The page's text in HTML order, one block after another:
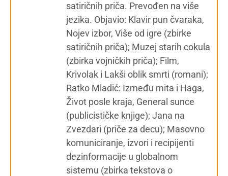
satiričnih priča. Prevođen na više
jezika. Objavio: Klavir pun čvaraka,
Nojev izbor, Više od igre (zbirke
satiričnih priča); Muzej starih cokula
(zbirka vojničkih priča); Film,
Krivolak i Lakši oblik smrti (romani);
Ratko Mladić: Između mita i Haga,
Život posle kraja, General sunce
(publicističke knjige); Jana na
Zvezdari (priče za decu); Masovno
komuniciranje, izvori i recipijenti
dezinformacije u globalnom
sistemu (zbirka tekstova o